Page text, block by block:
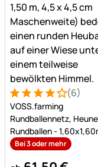
Bewertung: 4 von
6 Bewertungen
(6)
VOSS.farming
Rundballennetz,
Rundballen -
Maschenweite
Bei 3 oder mehr